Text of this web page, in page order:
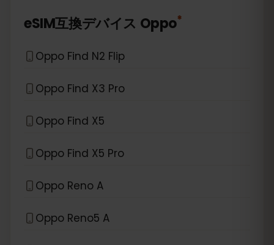
eSIM互換デバイス Oppo*
Oppo Find N2 Flip
Oppo Find X3 Pro
Oppo Find X5
Oppo Find X5 Pro
Oppo Reno A
Oppo Reno5 A